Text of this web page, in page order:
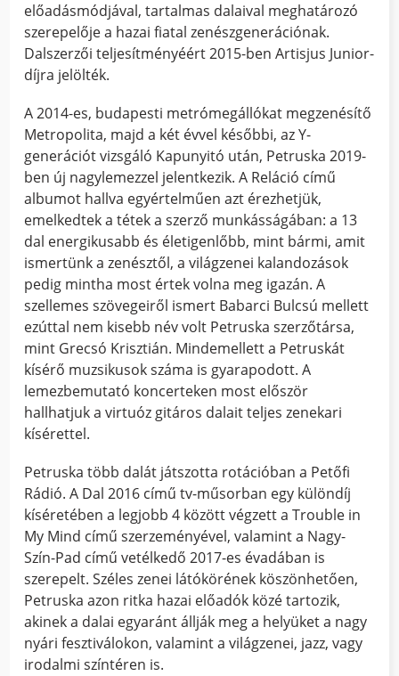
előadásmódjával, tartalmas dalaival meghatározó
szerepelője a hazai fiatal zenészgenerációnak.
Dalszerzői teljesítményéért 2015-ben Artisjus Junior-
díjra jelölték.
A 2014-es, budapesti metrómegállókat megzenésítő
Metropolita, majd a két évvel későbbi, az Y-
generációt vizsgáló Kapunyitó után, Petruska 2019-
ben új nagylemezzel jelentkezik. A Reláció című
albumot hallva egyértelműen azt érezhetjük,
emelkedtek a tétek a szerző munkásságában: a 13
dal energikusabb és életigenlőbb, mint bármi, amit
ismertünk a zenésztől, a világzenei kalandozások
pedig mintha most értek volna meg igazán. A
szellemes szövegeiről ismert Babarci Bulcsú mellett
ezúttal nem kisebb név volt Petruska szerzőtársa,
mint Grecsó Krisztián. Mindemellett a Petruskát
kísérő muzsikusok száma is gyarapodott. A
lemezbemutató koncerteken most először
hallhatjuk a virtuóz gitáros dalait teljes zenekari
kísérettel.
Petruska több dalát játszotta rotációban a Petőfi
Rádió. A Dal 2016 című tv-műsorban egy különdíj
kíséretében a legjobb 4 között végzett a Trouble in
My Mind című szerzeményével, valamint a Nagy-
Szín-Pad című vetélkedő 2017-es évadában is
szerepelt. Széles zenei látókörének köszönhetően,
Petruska azon ritka hazai előadók közé tartozik,
akinek a dalai egyaránt állják meg a helyüket a nagy
nyári fesztiválokon, valamint a világzenei, jazz, vagy
irodalmi színtéren is.